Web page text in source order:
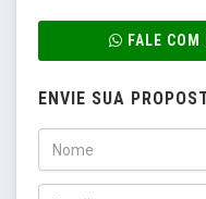
FALE
ENVIE SUA